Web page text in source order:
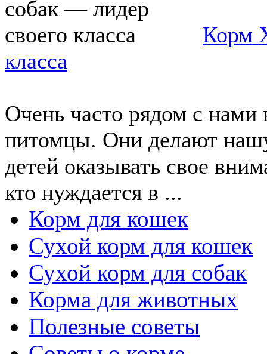
Корм
класса
Очень часто рядом с
питомцы. Они делают
детей оказывать свое
кто нуждается в ...
Корм для кошек
Сухой корм для кошек
Сухой корм для собак
Корма для животных
Полезные советы